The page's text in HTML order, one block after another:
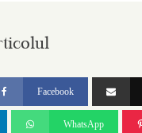
Facebook
WhatsApp